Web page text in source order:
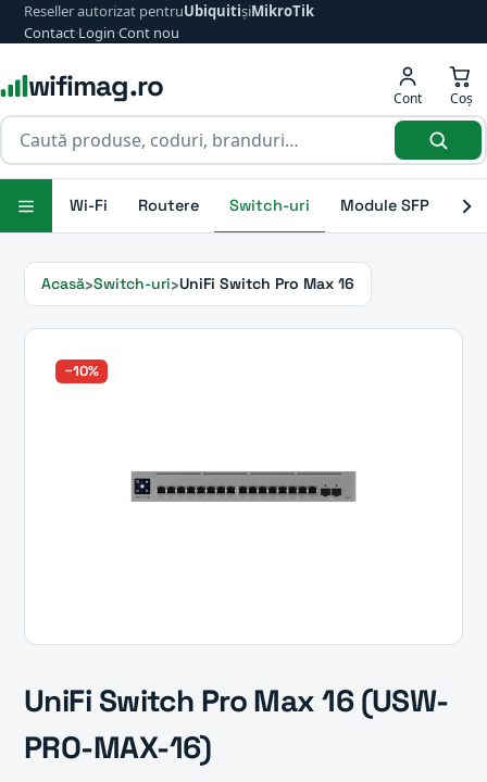
Reseller autorizat pentruUbiquitișiMikroTik
Contact·Login·Cont nou
wifimag.ro Cont Coș
Wi-Fi Routere Switch-uri Module SFP
Acasă Switch-uri UniFi Switch Pro Max 16
−10%
UniFi Switch Pro Max 16 (USW-
PRO-MAX-16)